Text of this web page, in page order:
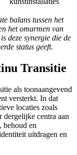
balans tussen het
het omarmen van
deze synergie die de
status geeft.
Transitie
als toonaangevend
versterkt. In dat
locaties zoals
dergelijke centra aan
behoud en
uitdragen en